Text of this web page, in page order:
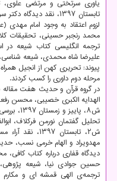
تابستان ۱۳۹۷، نقد دیدگاه دكتر سروش در اثبات ناپذیری تاریخی
لزوم اعتقاد به وجود امام مهدی
ترجمه انگلیسی كتاب شیعه در
مرحله دوم داوری را كسب كردند.
در گروه قرآن و حدیث هفت مقاله
الهدایه الكبری خصیبی، محسن
ش۸،
تحلیل گفتمان نورمن فركلاف،
ش۲، تابستان
دیدگاه قفاری درباره كتاب
ترجمه‌ی الهی قمشه ای و مكارم